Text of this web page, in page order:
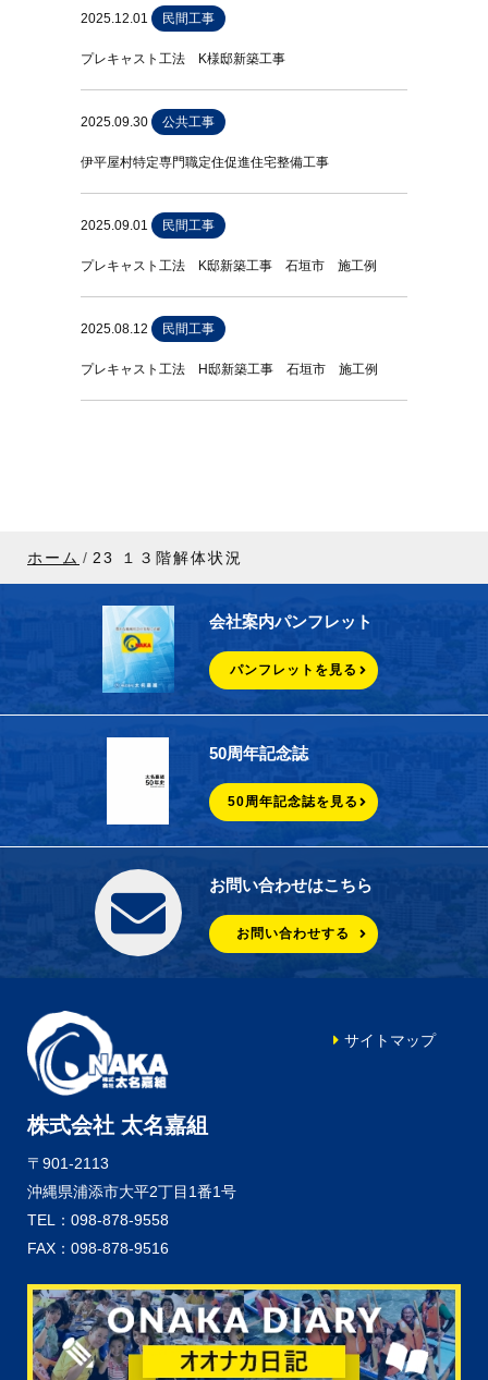
2025.12.01 民間工事
プレキャスト工法 K様邸新築工事
2025.09.30 公共工事
伊平屋村特定専門職定住促進住宅整備工事
2025.09.01 民間工事
プレキャスト工法 K邸新築工事 石垣市 施工例
2025.08.12 民間工事
プレキャスト工法 H邸新築工事 石垣市 施工例
ホーム 23 １３階解体状況
会社案内パンフレット
パンフレットを見る
50周年記念誌
50周年記念誌を見る
お問い合わせはこちら
お問い合わせする
株式会社 太名嘉組
〒901-2113
沖縄県浦添市大平2丁目1番1号
TEL：098-878-9558
FAX：098-878-9516
サイトマップ